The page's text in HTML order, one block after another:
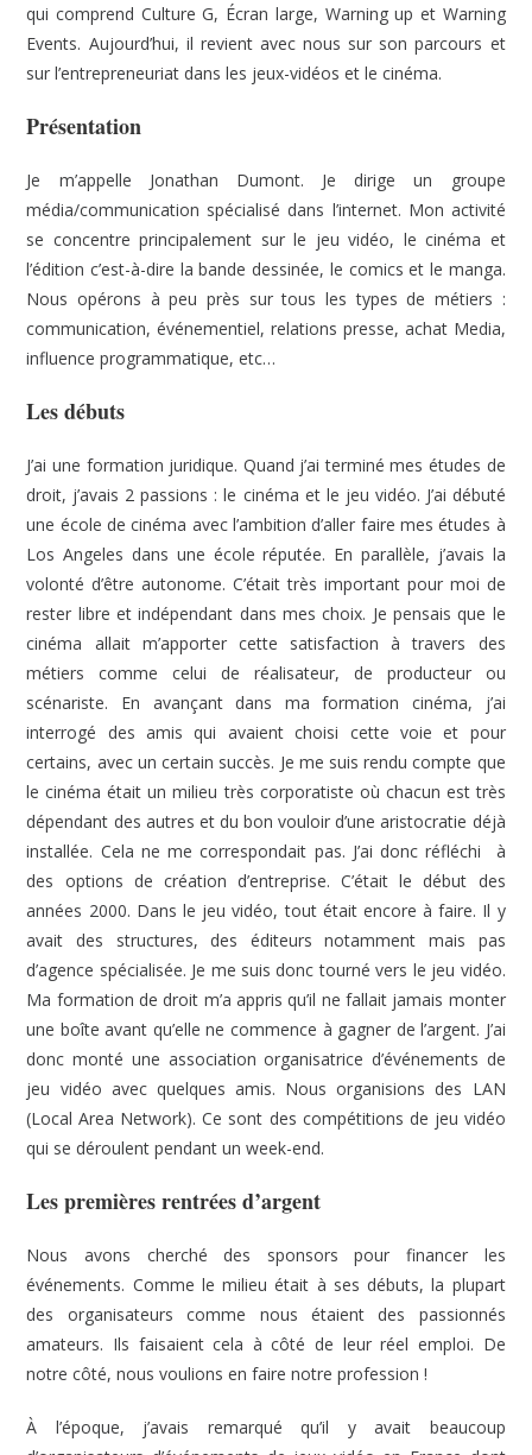
qui comprend Culture G, Écran large, Warning up et Warning
Events. Aujourd’hui, il revient avec nous sur son parcours et
sur l’entrepreneuriat dans les jeux-vidéos et le cinéma.
Présentation
Je m’appelle Jonathan Dumont. Je dirige un groupe
média/communication spécialisé dans l’internet. Mon activité
se concentre principalement sur le jeu vidéo, le cinéma et
l’édition c’est-à-dire la bande dessinée, le comics et le manga.
Nous opérons à peu près sur tous les types de métiers :
communication, événementiel, relations presse, achat Media,
influence programmatique, etc…
Les débuts
J’ai une formation juridique. Quand j’ai terminé mes études de
droit, j’avais 2 passions : le cinéma et le jeu vidéo. J’ai débuté
une école de cinéma avec l’ambition d’aller faire mes études à
Los Angeles dans une école réputée. En parallèle, j’avais la
volonté d’être autonome. C’était très important pour moi de
rester libre et indépendant dans mes choix. Je pensais que le
cinéma allait m’apporter cette satisfaction à travers des
métiers comme celui de réalisateur, de producteur ou
scénariste. En avançant dans ma formation cinéma, j’ai
interrogé des amis qui avaient choisi cette voie et pour
certains, avec un certain succès. Je me suis rendu compte que
le cinéma était un milieu très corporatiste où chacun est très
dépendant des autres et du bon vouloir d’une aristocratie déjà
installée. Cela ne me correspondait pas. J’ai donc réfléchi à
des options de création d’entreprise. C’était le début des
années 2000. Dans le jeu vidéo, tout était encore à faire. Il y
avait des structures, des éditeurs notamment mais pas
d’agence spécialisée. Je me suis donc tourné vers le jeu vidéo.
Ma formation de droit m’a appris qu’il ne fallait jamais monter
une boîte avant qu’elle ne commence à gagner de l’argent. J’ai
donc monté une association organisatrice d’événements de
jeu vidéo avec quelques amis. Nous organisions des LAN
(Local Area Network). Ce sont des compétitions de jeu vidéo
qui se déroulent pendant un week-end.
Les premières rentrées d’argent
Nous avons cherché des sponsors pour financer les
événements. Comme le milieu était à ses débuts, la plupart
des organisateurs comme nous étaient des passionnés
amateurs. Ils faisaient cela à côté de leur réel emploi. De
notre côté, nous voulions en faire notre profession !
À l’époque, j’avais remarqué qu’il y avait beaucoup